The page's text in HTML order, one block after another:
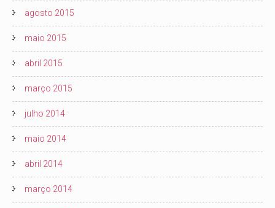
agosto 2015
maio 2015
abril 2015
março 2015
julho 2014
maio 2014
abril 2014
março 2014